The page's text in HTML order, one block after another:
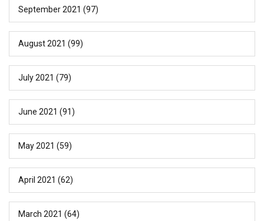
September 2021 (97)
August 2021 (99)
July 2021 (79)
June 2021 (91)
May 2021 (59)
April 2021 (62)
March 2021 (64)